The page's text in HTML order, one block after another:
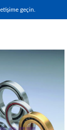
geçin.